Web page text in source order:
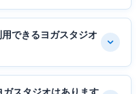
できるヨガスタジオ
スタジオはあります